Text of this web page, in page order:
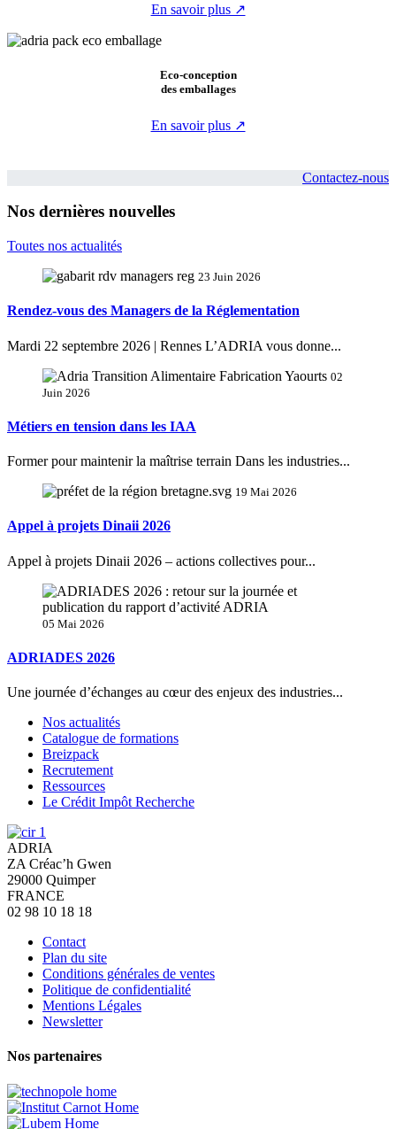
En savoir plus ↗
Eco-conception
des emballages
En savoir plus ↗
Contactez-nous
Nos dernières nouvelles
Toutes nos actualités
23 Juin 2026
Rendez-vous des Managers de la Réglementation
Mardi 22 septembre 2026 | Rennes L’ADRIA vous donne...
02
Juin 2026
Métiers en tension dans les IAA
Former pour maintenir la maîtrise terrain Dans les industries...
19 Mai 2026
Appel à projets Dinaii 2026
Appel à projets Dinaii 2026 – actions collectives pour...
05 Mai 2026
ADRIADES 2026
Une journée d’échanges au cœur des enjeux des industries...
Nos actualités
Catalogue de formations
Breizpack
Recrutement
Ressources
Le Crédit Impôt Recherche
ADRIA
ZA Créac’h Gwen
29000 Quimper
FRANCE
02 98 10 18 18
Contact
Plan du site
Conditions générales de ventes
Politique de confidentialité
Mentions Légales
Newsletter
Nos partenaires